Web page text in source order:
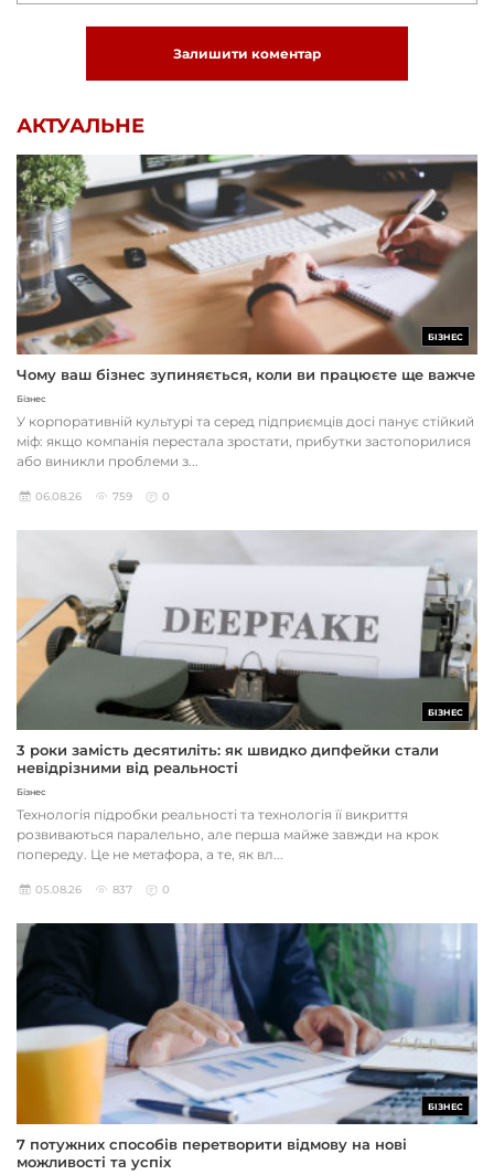
Залишити коментар
АКТУАЛЬНЕ
БІЗНЕС
Чому ваш бізнес зупиняється, коли ви працюєте ще важче
Бізнес
У корпоративній культурі та серед підприємців досі панує стійкий
міф: якщо компанія перестала зростати, прибутки застопорилися
або виникли проблеми з...
06.08.26 759 0
БІЗНЕС
3 роки замість десятиліть: як швидко дипфейки стали
невідрізними від реальності
Бізнес
Технологія підробки реальності та технологія її викриття
розвиваються паралельно, але перша майже завжди на крок
попереду. Це не метафора, а те, як вл...
05.08.26 837 0
БІЗНЕС
7 потужних способів перетворити відмову на нові
можливості та успіх